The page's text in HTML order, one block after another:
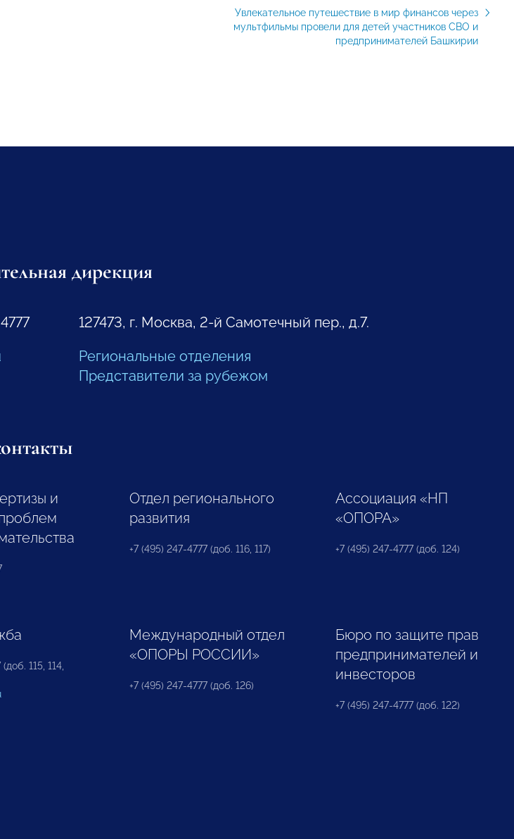
Увлекательное путешествие в мир финансов через
мультфильмы провели для детей участников СВО и
предпринимателей Башкирии
дирекция
127473, г. Москва, 2-й Самотечный пер., д.7.
Региональные отделения
Представители за рубежом
и
Отдел регионального
развития
+7 (495) 247-4777 (доб. 116, 117)
Ассоциация «НП
«ОПОРА»
+7 (495) 247-4777 (доб. 124)
115, 114,
Международный отдел
«ОПОРЫ РОССИИ»
+7 (495) 247-4777 (доб. 126)
Бюро по защите прав
предпринимателей и
инвесторов
+7 (495) 247-4777 (доб. 122)